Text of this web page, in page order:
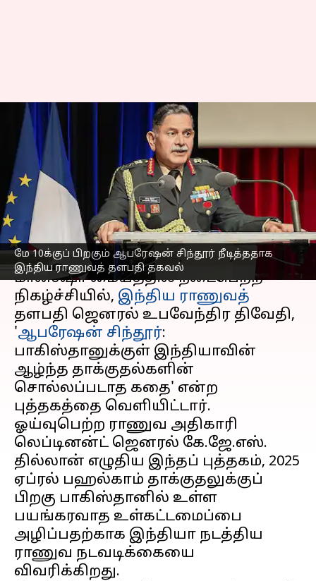
மே 10க்குப் பிறகும் ஆபரேஷன் சிந்தூர் நீடித்ததாக
இந்திய ராணுவத் தளபதி தகவல்
மே 10க்குப் பிறகும் நீடித்த
ஆபரேஷன் சிந்தூர்; புதிய
தகவலை வெளியிட்ட
இந்திய ராணுவத் தளபதி
எழுதியவர் Sekar Chinnappan Sep 06, 2025 07:49 am
செய்தி முன்னோட்டம்
மானக்ஷா மையத்தில் நடைபெற்ற
நிகழ்ச்சியில், இந்திய ராணுவத்
தளபதி ஜெனரல் உபவேந்திர திவேதி,
'ஆபரேஷன் சிந்தூர்:
பாகிஸ்தானுக்குள் இந்தியாவின்
ஆழ்ந்த தாக்குதல்களின்
சொல்லப்படாத கதை' என்ற
புத்தகத்தை வெளியிட்டார்.
ஓய்வுபெற்ற ராணுவ அதிகாரி
லெப்டினன்ட் ஜெனரல் கே.ஜே.எஸ்.
தில்லான் எழுதிய இந்தப் புத்தகம், 2025
ஏப்ரல் பஹல்காம் தாக்குதலுக்குப்
பிறகு பாகிஸ்தானில் உள்ள
பயங்கரவாத உள்கட்டமைப்பை
அழிப்பதற்காக இந்தியா நடத்திய
ராணுவ நடவடிக்கையை
விவரிக்கிறது.